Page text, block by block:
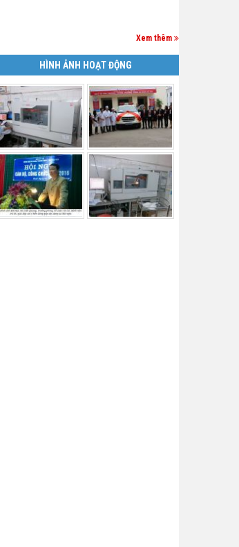
Xem thêm
HÌNH ẢNH HOẠT ĐỘNG